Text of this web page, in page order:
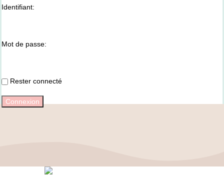
Identifiant:
Mot de passe:
Rester connecté
Connexion